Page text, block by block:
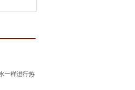
一样进行热